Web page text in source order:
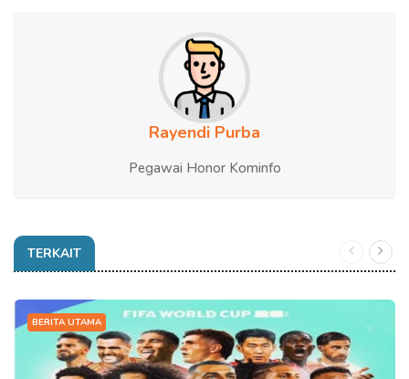
Rayendi Purba
Pegawai Honor Kominfo
TERKAIT
BERITA UTAMA